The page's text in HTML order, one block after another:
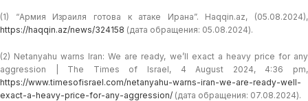
(1) “Армия Израиля готова к атаке Ирана”. Haqqin.az, (05.08.2024),
https://haqqin.az/news/324158 (дата обращения: 05.08.2024).
(2) Netanyahu warns Iran: We are ready, we’ll exact a heavy price for any
aggression | The Times of Israel, 4 August 2024, 4:36 pm,
https://www.timesofisrael.com/netanyahu-warns-iran-we-are-ready-well-
exact-a-heavy-price-for-any-aggression/ (дата обращения: 07.08.2024).